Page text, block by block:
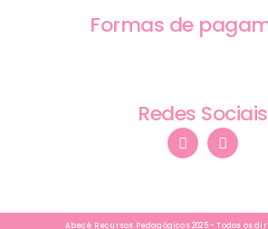
Formas de
Redes Sociais
Abecê Recursos Pedagógicos 2025 - Todos os